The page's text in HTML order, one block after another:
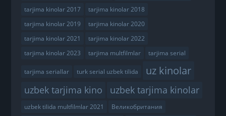
tarjima kinolar 2017
tarjima kinolar 2018
tarjima kinolar 2019
tarjima kinolar 2020
tarjima kinolar 2021
tarjima kinolar 2022
tarjima kinolar 2023
tarjima multfilmlar tarjima serial
tarjima seriallar turk serial uzbek tilida uz kinolar
uzbek tarjima kino uzbek tarjima kinolar
uzbek tilida multfilmlar 2021
Великобритания